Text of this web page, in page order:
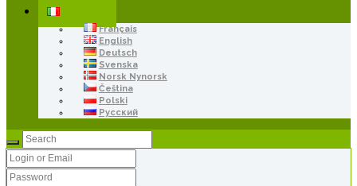
Français
English
Deutsch
Svenska
Norsk Nynorsk
Čeština
Polski
Русский